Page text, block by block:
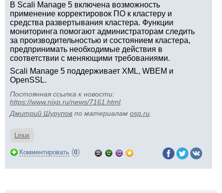
В Scali Manage 5 включена возможность
применение корректировок ПО к кластеру и
средства развертывания кластера. Функции
мониторинга помогают администраторам следить
за производительностью и состоянием кластера,
предпринимать необходимые действия в
соответствии с меняющими требованиями.
Scali Manage 5 поддерживает XML, WBEM и
OpenSSL.
Постоянная ссылка к новости:
https://www.nixp.ru/news/7161.html.
Дмитрий Шурупов по материалам osp.ru
Linux
Комментировать (0)